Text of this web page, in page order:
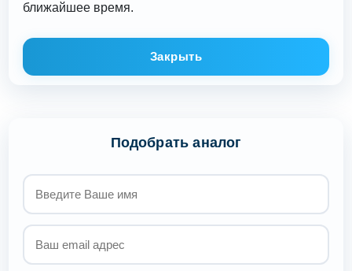
ближайшее время.
Закрыть
Подобрать аналог